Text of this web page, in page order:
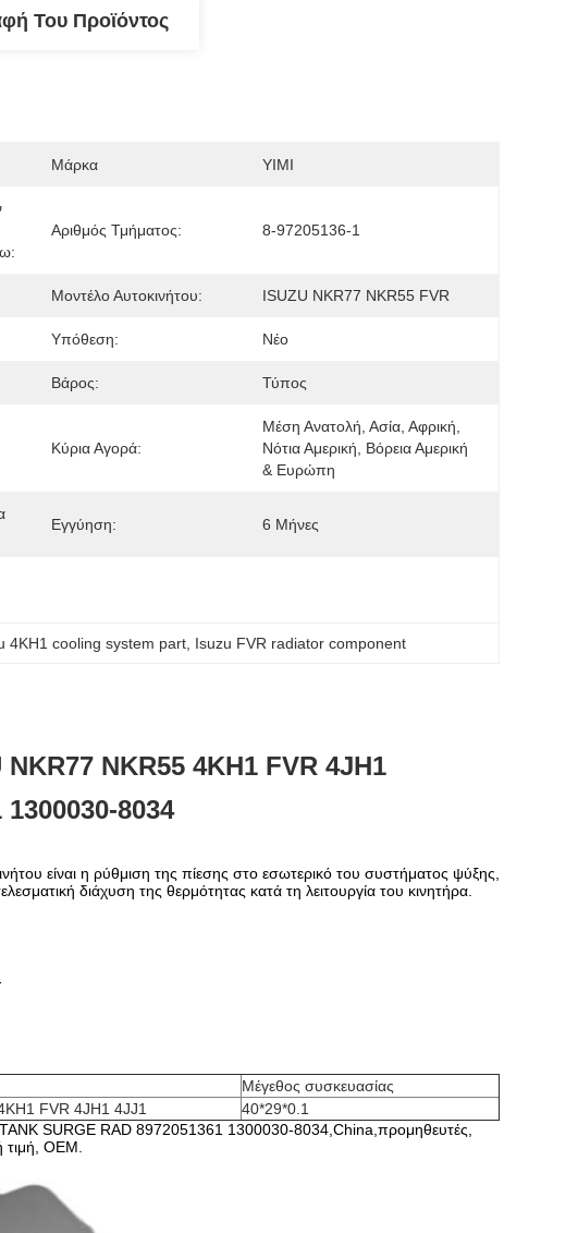
Του Προϊόντος
Μάρκα YIMI
Αριθμός Τμήματος: 8-97205136-1
Μοντέλο Αυτοκινήτου: ISUZU NKR77 NKR55 FVR
Υπόθεση: Νέο
Βάρος: Τύπος
Κύρια Αγορά:
Μέση Ανατολή, Ασία, Αφρική,
Νότια Αμερική, Βόρεια Αμερική
& Ευρώπη
Εγγύηση: 6 Μήνες
4KH1 cooling system part Isuzu FVR radiator component
NKR77 NKR55 4KH1 FVR 4JH1
8034
είναι η ρύθμιση της πίεσης στο εσωτερικό του συστήματος ψύξης,
διάχυση της θερμότητας κατά τη λειτουργία του κινητήρα.
Μέγεθος συσκευασίας
FVR 4JH1 4JJ1
40*29*0.1
SURGE RAD 8972051361 1300030-8034,China,προμηθευτές,
OEM.